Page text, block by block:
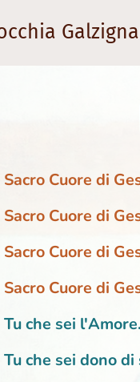
Sacro Cuore di
Sacro Cuore di
Sacro Cuore di
Sacro Cuore di
Tu che sei
Tu che sei dono